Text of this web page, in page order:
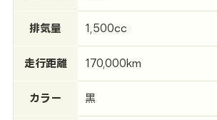
排気量 1,500cc
走行距離 170,000km
カラー 黒